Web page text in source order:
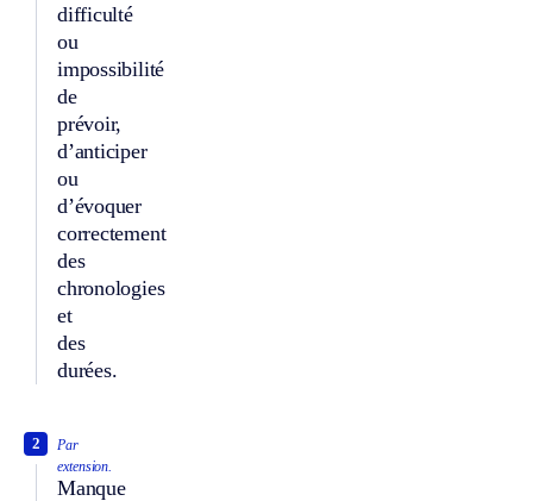
difficulté
ou
impossibilité
de
prévoir,
d’anticiper
ou
d’évoquer
correctement
des
chronologies
et
des
durées.
Par
extension.
Manque
2